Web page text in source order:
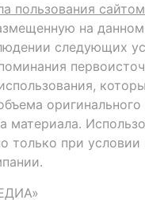
пользования
на данном
следующих
оригинального
материала.
только при условии